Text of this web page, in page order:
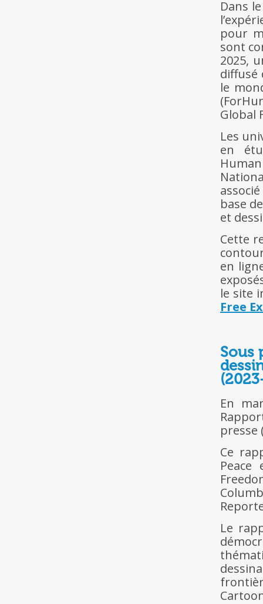
Dans
pour
sont
2025,
diffusé
le
Global
Les
en
base
et
Cette
en
le site
Free
Sous
En
presse
Ce
Le